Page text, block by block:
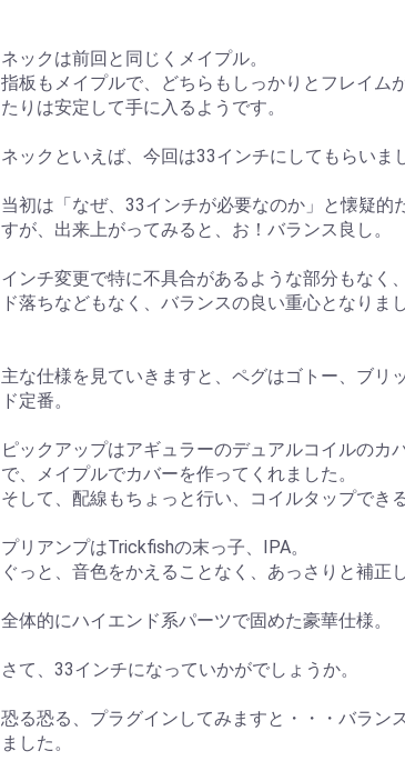
ネックは前回と同じくメイプル。
指板もメイプルで、どちらもしっかりとフレイム
たりは安定して手に入るようです。
ネックといえば、今回は33インチにしてもらいま
当初は「なぜ、33インチが必要なのか」と懐疑的
すが、出来上がってみると、お！バランス良し。
インチ変更で特に不具合があるような部分もなく
ド落ちなどもなく、バランスの良い重心となりまし
主な仕様を見ていきますと、ペグはゴトー、ブリ
ド定番。
ピックアップはアギュラーのデュアルコイルのカ
で、メイプルでカバーを作ってくれました。
そして、配線もちょっと行い、コイルタップでき
プリアンプはTrickfishの末っ子、IPA。
ぐっと、音色をかえることなく、あっさりと補正
全体的にハイエンド系パーツで固めた豪華仕様。
さて、33インチになっていかがでしょうか。
恐る恐る、プラグインしてみますと・・・バラン
ました。